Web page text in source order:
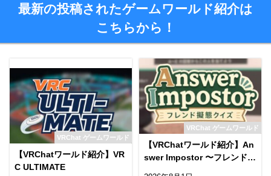
最新の投稿されたゲームワールド紹介は
こちらから！
VRChat ゲームワールド
【VRChatワールド紹介】VR
C ULTIMATE
VRChat ゲームワールド
【VRChatワールド紹介】An
swer Impostor 〜フレンド擬